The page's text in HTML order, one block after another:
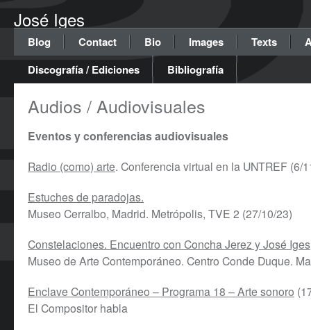
José Iges
Blog Contact Bio Images Texts
Discografía / Ediciones
Bibliografía
Audios / Audiovisuales
Eventos y conferencias audiovisuales
Radio (como) arte. Conferencia virtual en la UNTREF (6/
Estuches de paradojas.
Museo Cerralbo, Madrid. Metrópolis, TVE 2 (27/10/23)
Constelaciones. Encuentro con Concha Jerez y José Iges
Museo de Arte Contemporáneo. Centro Conde Duque.
Enclave Contemporáneo – Programa 18 – Arte sonoro
El Compositor habla